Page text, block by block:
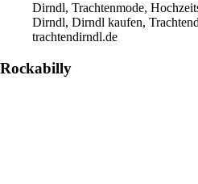
Dirndl, Trachtenmode,
Dirndl, Dirndl kaufen,
trachtendirndl.de
Rockabilly